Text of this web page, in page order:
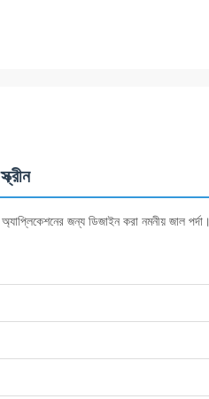
জন্য ডিজাইন করা নমনীয় জাল পর্দা।